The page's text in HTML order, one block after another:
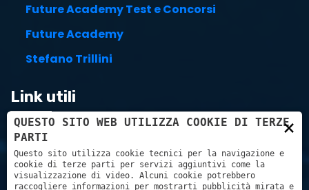
Future Academy Test e Concorsi
Future Academy
Stefano Trillini
Link utili
Carrello
Pagamenti con:
×
QUESTO SITO WEB UTILIZZA COOKIE DI TERZE
PARTI
Questo sito utilizza cookie tecnici per la navigazione e
cookie di terze parti per servizi aggiuntivi come la
visualizzazione di video. Alcuni cookie potrebbero
raccogliere informazioni per mostrarti pubblicità mirata e